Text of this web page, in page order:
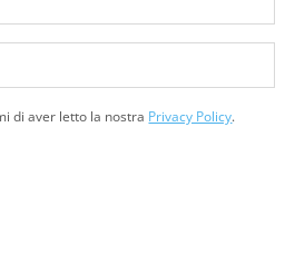
di aver letto la nostra Privacy Policy.